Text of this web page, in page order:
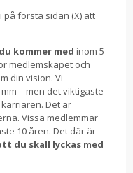
på första sidan (X) att
kommer med inom 5
medlemskapet och
din vision. Vi
– men det viktigaste
Det är
Vissa medlemmar
10 åren. Det där är
du skall lyckas med